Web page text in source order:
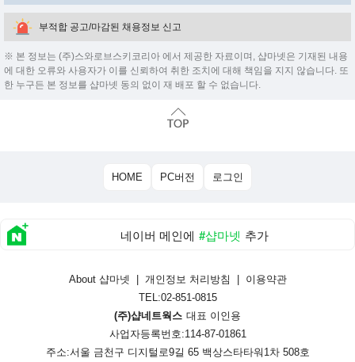
부적합 공고/마감된 채용정보 신고
※ 본 정보는 (주)스와로브스키코리아 에서 제공한 자료이며, 샵마넷은 기재된 내용
에 대한 오류와 사용자가 이를 신뢰하여 취한 조치에 대해 책임을 지지 않습니다. 또
한 누구든 본 정보를 샵마넷 동의 없이 재 배포 할 수 없습니다.
HOME PC버전 로그인
네이버 메인에 #샵마넷 추가
About 샵마넷 개인정보 처리방침
이용약관
TEL:02-851-0815
(주)샵네트웍스 대표 이인용
사업자등록번호:114-87-01861
주소:서울 금천구 디지털로9길 65 백상스타타워1차 508호